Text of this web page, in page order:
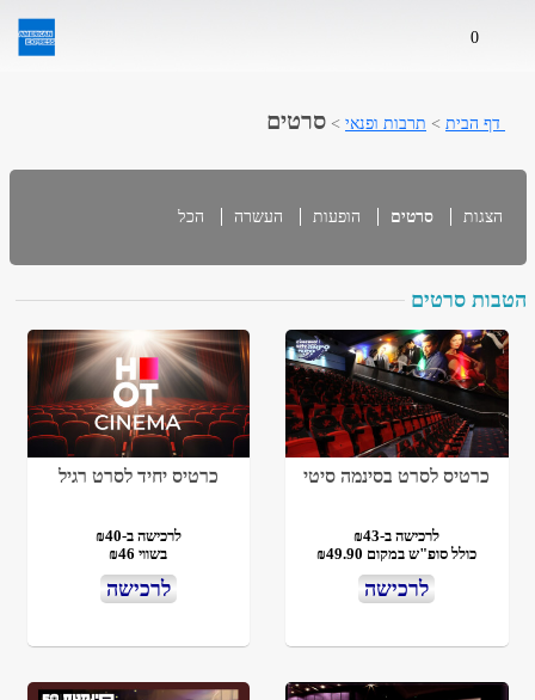
0
דף הבית > תרבות ופנאי > סרטים
הצגות סרטים הופעות העשרה הכל
הטבות סרטים
כרטיס לסרט בסינמה סיטי
לרכישה ב-₪43
כולל סופ"ש במקום ₪49.90
לרכישה
כרטיס יחיד לסרט רגיל
לרכישה ב-₪40
בשווי ₪46
לרכישה